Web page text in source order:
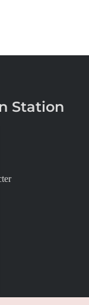
Station